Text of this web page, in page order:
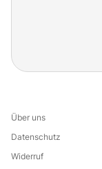
Über uns
Datenschutz
Widerruf